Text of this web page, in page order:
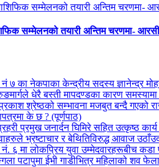
सम्मेलनको तयारी अन्तिम चरणमा-
नं ७ का नेकपाका केन्द्रीय सदस्य ज्ञानेन्द्र
धेरै बस्ती मापदण्डका कारण
श्रेष्ठको सम्भावना मजबुत बन्दै गएको
के छ ? (पूर्णपाठ)
प्रमुख जनार्दन घिमिरे सहित उत्कृष्ठ
भ्रष्टाचार र बेथितिविरुद्ध आवाज
नं. ६ मा लोकप्रिय युवा उम्मेदवारहरूबीच कडा
पटापुमा ईभी गाडीभित्र महिलाको शव